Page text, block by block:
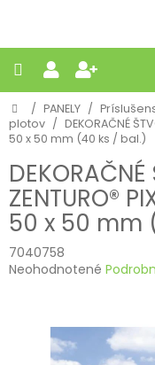
PLETIVÁ
BRÁNY
MOBILNÉ
BETÓNOVÉ
STRIEŠKY
Domov
/ PANELY /
plotov / DEKORAČNÉ
50 x 50 mm (40 ks / bal.)
DEKORAČNÉ
ZENTURO®
50 x 50 mm
7040758
Priemerné
Neohodnotené